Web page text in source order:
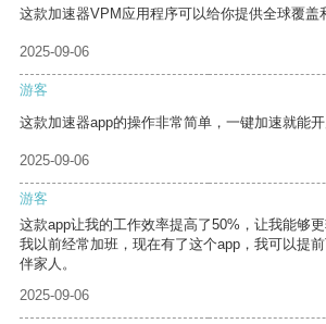
这款加速器VPM应用程序可以给你提供全球覆盖
2025-09-06
游客
这款加速器app的操作非常简单，一键加速就能开
2025-09-06
游客
这款app让我的工作效率提高了50%，让我能够更
我以前经常加班，现在有了这个app，我可以提
伴家人。
2025-09-06